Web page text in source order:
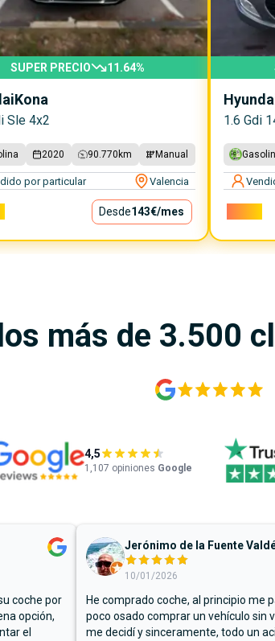
SUPER PRECIO 11.64%
Kona
Sle 4x2
2020 90.770 km Manual
por particular Valencia
Desde143€/mes
1.6 Gdi
más de 3.500
4,5
1,107 opiniones Google
coche por
opción,
el
Jerónimo de la Fuente
10/01/2026
He comprado coche, al principio me
poco osado comprar un vehículo sin
me decidí y sinceramente, todo un